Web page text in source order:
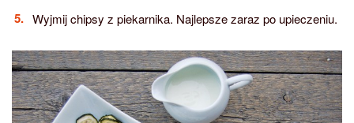
Wyjmij chipsy z piekarnika. Najlepsze zaraz po upieczeniu.